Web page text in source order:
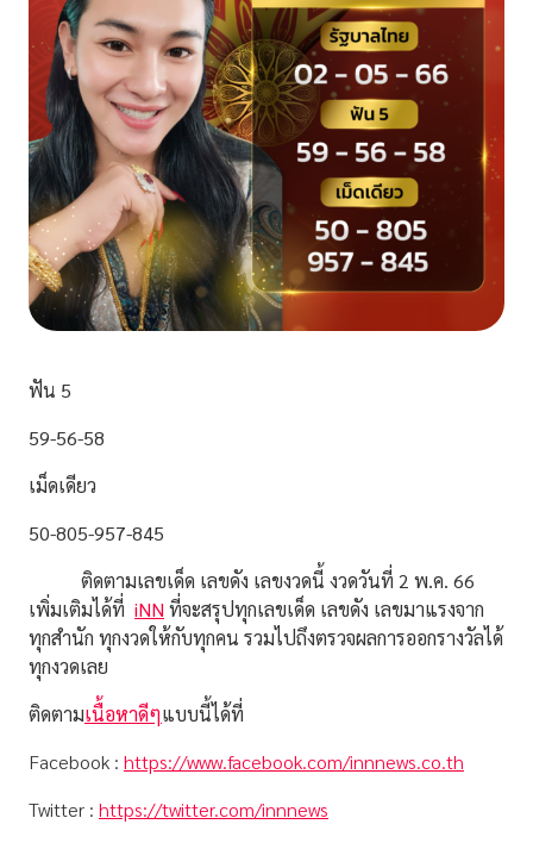
ฟัน 5
59-56-58
เม็ดเดียว
50-805-957-845
ติดตามเลขเด็ด เลขดัง เลขงวดนี้ งวดวันที่ 2 พ.ค. 66
เพิ่มเติมได้ที่ iNN ที่จะสรุปทุกเลขเด็ด เลขดัง เลขมาแรงจาก
ทุกสำนัก ทุกงวดให้กับทุกคน รวมไปถึงตรวจผลการออกรางวัลได้
ทุกงวดเลย
ติดตามเนื้อหาดีๆแบบนี้ได้ที่
Facebook : https://www.facebook.com/innnews.co.th
Twitter : https://twitter.com/innnews